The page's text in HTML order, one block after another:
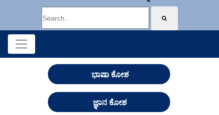
ಭಾಷಾ ಕೋಶ
ಜ್ಞಾನ ಕೋಶ